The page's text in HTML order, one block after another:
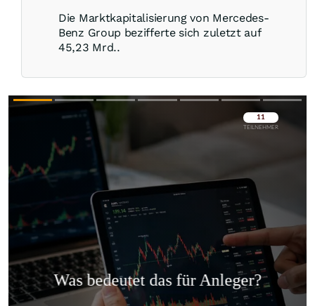
Die Marktkapitalisierung von Mercedes-
Benz Group bezifferte sich zuletzt auf
45,23 Mrd..
Überspringen